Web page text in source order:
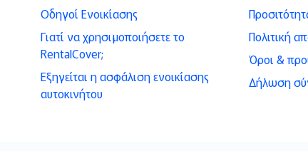
Οδηγοί Ενοικίασης
Γιατί να χρησιμοποιήσετε το
RentalCover;
Εξηγείται η ασφάλιση ενοικίασης
αυτοκινήτου
Πολιτική
Όροι &
Δήλωση